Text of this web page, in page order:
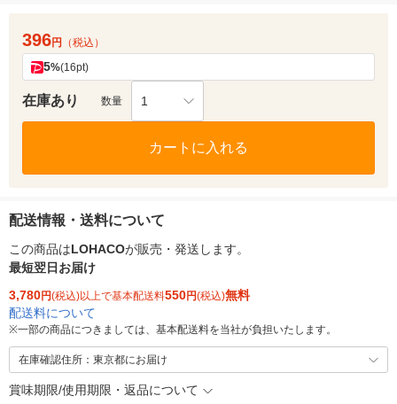
396円 （税込）
5%(16pt)
在庫あり 数量 1
カートに入れる
配送情報・送料について
この商品はLOHACOが販売・発送します。
最短翌日お届け
3,780円(税込)以上で基本配送料550円(税込)無料
配送料について
※一部の商品につきましては、基本配送料を当社が負担いたします。
在庫確認住所：東京都にお届け
賞味期限/使用期限・返品について